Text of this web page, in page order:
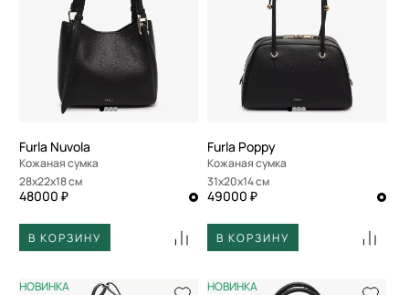
Furla Nuvola
Кожаная сумка
28x22x18 см
48000 ₽
В КОРЗИНУ
Furla Poppy
Кожаная сумка
31x20x14 см
49000 ₽
В КОРЗИНУ
НОВИНКА НОВИНКА